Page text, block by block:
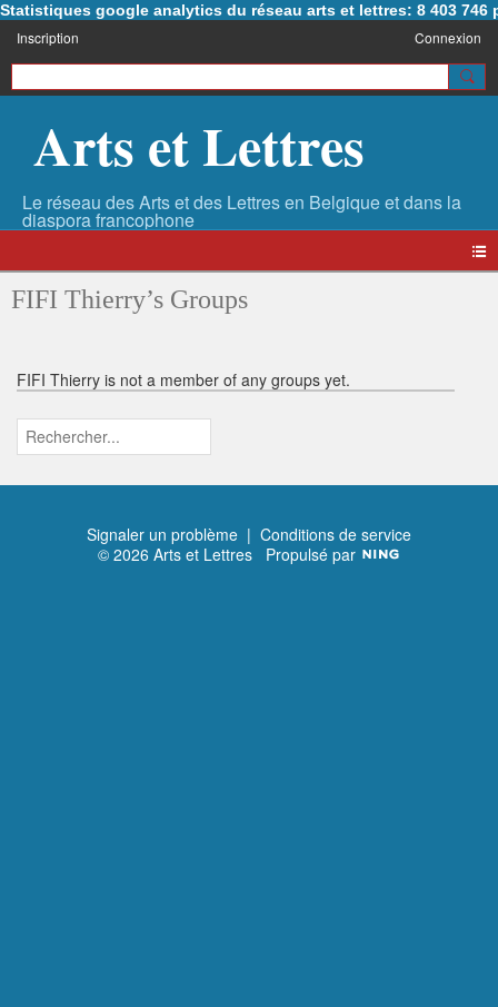
Statistiques google analytics du réseau arts et lettres: 8 403 746
Inscription Connexion
Arts et Lettres
FIFI Thierry’s Groups
FIFI Thierry is not a member of any groups yet.
Signaler un problème | Conditions de service
© 2026 Arts et Lettres Propulsé par